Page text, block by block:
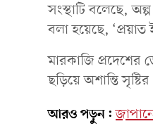
সংস্থাটি বলেছে,
বলা হয়েছে, ‘প্রয়াত
মারকাজি প্রদেশের
ছড়িয়ে অশান্তি
আরও পড়ুন: